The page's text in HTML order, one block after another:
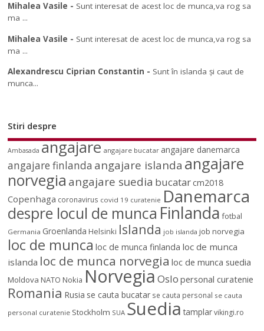
Mihalea Vasile - Sunt interesat de acest loc de munca,va rog sa
ma ...
Mihalea Vasile - Sunt interesat de acest loc de munca,va rog sa
ma ...
Alexandrescu Ciprian Constantin - Sunt în islanda și caut de
munca...
Stiri despre
Ambasada angajare angajare bucatar angajare danemarca
angajare finlanda angajare islanda angajare
norvegia angajare suedia bucatarcm2018
Copenhaga coronavirus covid 19 curatenie Danemarca
despre locul de munca Finlanda fotbal
Germania Groenlanda Helsinki Islanda job islanda job norvegia
loc de munca loc de munca finlanda loc de munca
islanda loc de munca norvegia loc de munca suedia
Moldova NATO Nokia NorvegiaOslo personal curatenie
Romania Rusia se cauta bucatar se cauta personal se cauta
personal curatenie Stockholm SUA Suedia tamplar vikingi.ro